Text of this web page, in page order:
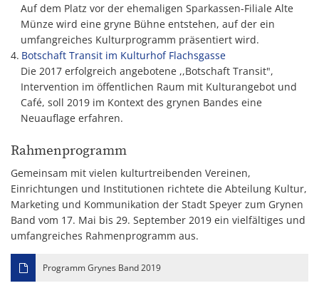
Auf dem Platz vor der ehemaligen Sparkassen-Filiale Alte
Münze wird eine gryne Bühne entstehen, auf der ein
umfangreiches Kulturprogramm präsentiert wird.
Botschaft Transit im Kulturhof Flachsgasse
Die 2017 erfolgreich angebotene ,,Botschaft Transit",
Intervention im öffentlichen Raum mit Kulturangebot und
Café, soll 2019 im Kontext des grynen Bandes eine
Neuauflage erfahren.
Rahmenprogramm
Gemeinsam mit vielen kulturtreibenden Vereinen,
Einrichtungen und Institutionen richtete die Abteilung Kultur,
Marketing und Kommunikation der Stadt Speyer zum Grynen
Band vom 17. Mai bis 29. September 2019 ein vielfältiges und
umfangreiches Rahmenprogramm aus.
Programm Grynes Band 2019